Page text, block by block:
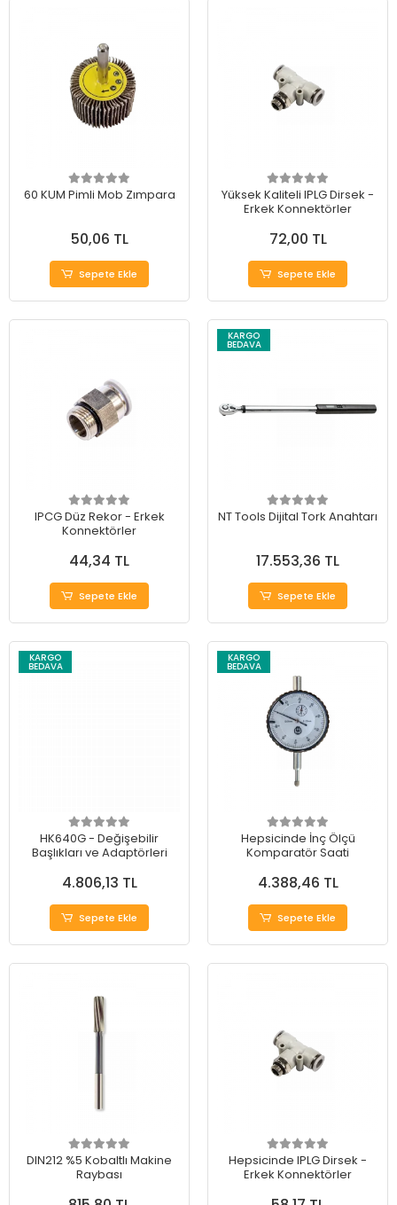
60 KUM Pimli Mob Zımpara
50,06 TL
Sepete Ekle
Yüksek Kaliteli IPLG Dirsek -
Erkek Konnektörler
72,00 TL
Sepete Ekle
IPCG Düz Rekor - Erkek
Konnektörler
44,34 TL
Sepete Ekle
KARGO
BEDAVA
NT Tools Dijital Tork Anahtarı
17.553,36 TL
Sepete Ekle
KARGO
BEDAVA
HK640G - Değişebilir
Başlıkları ve Adaptörleri
4.806,13 TL
Sepete Ekle
KARGO
BEDAVA
Hepsicinde İnç Ölçü
Komparatör Saati
4.388,46 TL
Sepete Ekle
DIN212 %5 Kobaltlı Makine
Raybası
Hepsicinde IPLG Dirsek -
Erkek Konnektörler